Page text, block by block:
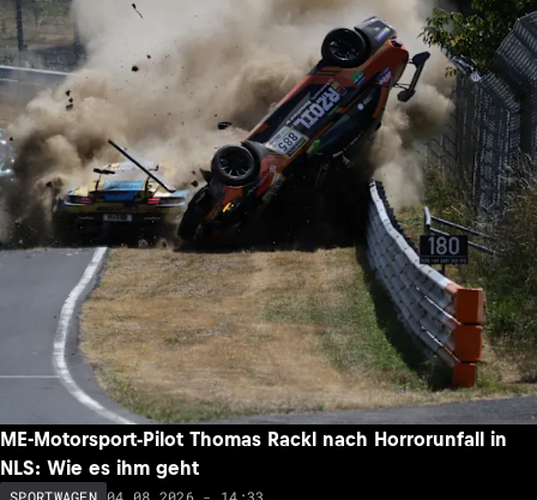
ME-Motorsport-Pilot Thomas Rackl nach Horrorunfall in
NLS: Wie es ihm geht
04.08.2026 - 14:33